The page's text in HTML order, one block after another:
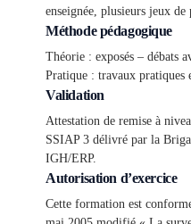
enseignée, plusieurs jeux de
Méthode pédagogique
Théorie : exposés – débats
Pratique : travaux pratiques
Validation
Attestation de remise à
SSIAP 3 délivré par la
IGH/ERP.
Autorisation d’exercice
Cette formation est